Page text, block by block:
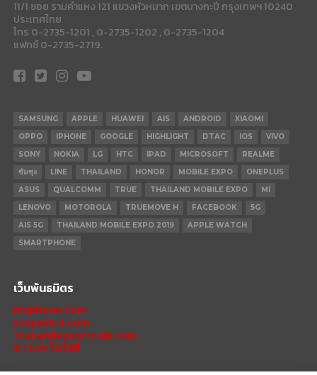
11/1 ซอย รามคำแหง 121 แขวงหัวหมาก เขตบางกะปี กรุงเทพฯ 10240
ประเทศไทย
โทร 0-2735-1201 , 0-2735-1202 , 0-2735-1204
แฟกซ์ 0-2735-2719.
SAMSUNG APPLE HUAWEI AIS ANDROID
XIAOMI
OPPO
IPHONE GOOGLE HIGHLIGHT DTAC IOS
VIVO
SONY
NOKIA LG HTC IPAD MICROSOFT
REALME
ซัมซุง
LINE THAILAND HONOR MOBILE EXPO
ONEPLUS
ASUS
QUALCOMM TRUE THAILAND MOBILE EXPO
MI
LENOVO
MOTOROLA TRUEMOVE H FACEBOOK
5G
AIS 5G
THAILAND MOBILE EXPO 2019
APPLE WATCH
SMARTPHONE
เว็บพันธมิตร
mxphone.com
stepextra.com
thailandesportclub.com
ข่าวเทคโนโลยี